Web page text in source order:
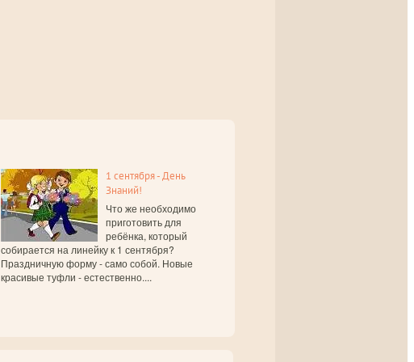
1 сентября - День
Знаний!
Что же необходимо
приготовить для
ребёнка, который
собирается на линейку к 1 сентября?
Праздничную форму - само собой. Новые
красивые туфли - естественно....